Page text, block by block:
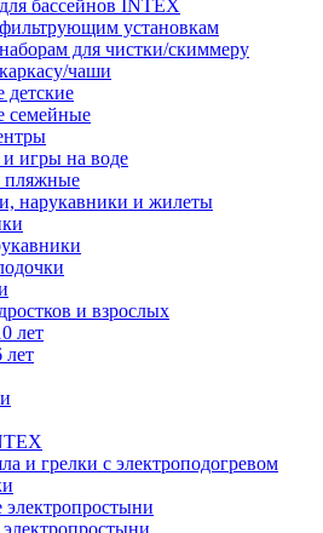
бассейнов INTEX
установкам
для чистки/скиммеру
чаши
детские
семейные
игры на воде
пляжные
нарукавники и жилеты
и взрослых
лет
лет
и грелки с электроподогревом